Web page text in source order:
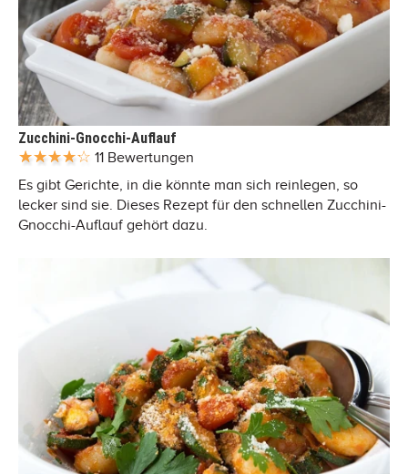
Zucchini-Gnocchi-Auflauf
11 Bewertungen
Es gibt Gerichte, in die könnte man sich reinlegen, so
lecker sind sie. Dieses Rezept für den schnellen Zucchini-
Gnocchi-Auflauf gehört dazu.